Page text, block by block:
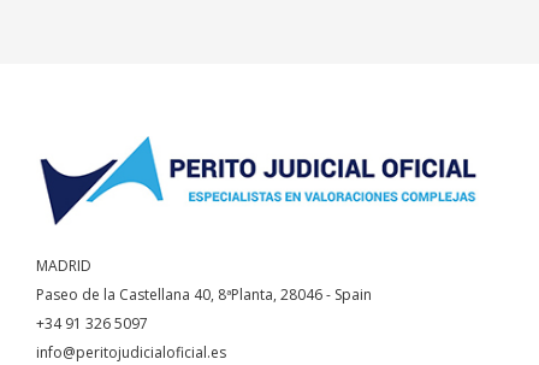
MADRID
Paseo de la Castellana 40, 8ªPlanta, 28046 - Spain
+34 91 326 5097
info@peritojudicialoficial.es